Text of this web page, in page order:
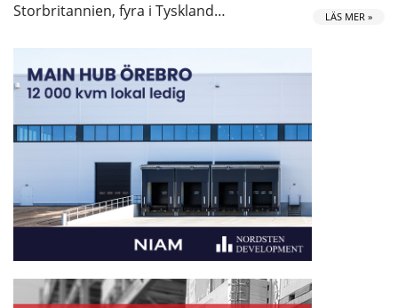
Storbritannien, fyra i Tyskland…
LÄS MER »